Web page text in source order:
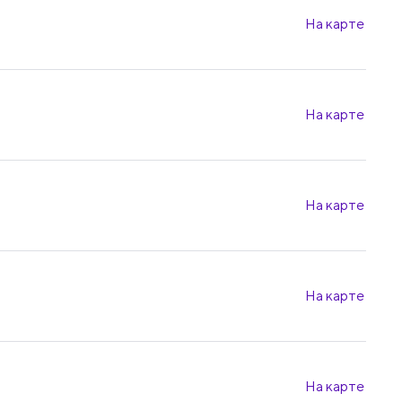
На карте
На карте
На карте
На карте
На карте